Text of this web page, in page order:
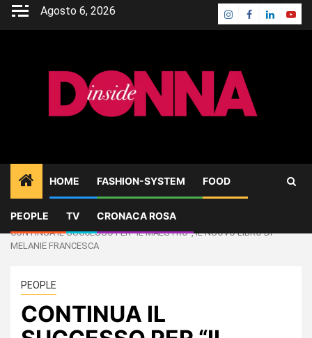
Skip
Agosto 6, 2026 Instagram
Facebook
Linkedin
HOME FASHION-SYSTEM FOOD
PEOPLE TV CRONACA ROSA
Home
PEOPLE
CONTINUA IL SUCCESSO PER “IL MAESTRO”, IL NUOVO LIBRO DI
MELANIE FRANCESCA
PEOPLE
CONTINUA IL